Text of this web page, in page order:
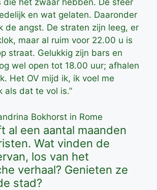
die het zwaar hebben. De sfeer
en wat gelaten. Daaronder
de angst. De straten zijn leeg, er
maar al ruim voor 22.00 u is
straat. Gelukkig zijn bars en
wel open tot 18.00 uur; afhalen
Het OV mijd ik, ik voel me
als dat te vol is.”
al een aantal maanden
Wat vinden de
los van het
verhaal? Genieten ze
stad?